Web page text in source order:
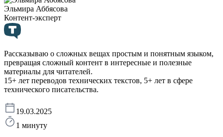
Эльмира Аббясова
Контент-эксперт
Рассказываю о сложных вещах простым и понятным языком,
превращая сложный контент в интересные и полезные
материалы для читателей.
15+ лет переводов технических текстов, 5+ лет в сфере
технического писательства.
19.03.2025
1 минуту